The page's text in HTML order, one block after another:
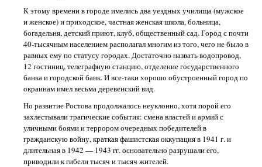
К этому времени в городе имелись два уездных училища (мужское
и женское) и приходское, частная женская школа, больница,
богадельня, детский приют, клуб, общественный сад. Город с почти
40-тысячным населением располагал многим из того, чего не было в
равных ему по статусу городах. Достаточно назвать водопровод,
12 гостиниц, телеграфную станцию, отделение государственного
банка и городской банк. И все-таки хорошо обустроенный город по
окраинам имел весьма деревенский вид.
Но развитие Ростова продолжалось неуклонно, хотя порой его
захлестывали трагические события: смена властей и армий с
уличными боями и террором очередных победителей в
гражданскую войну, краткая фашистская оккупация в 1941 г. и
длительная в 1942 — 1943 гг. основательно разрушали его,
приводили к гибели тысяч и тысяч жителей.